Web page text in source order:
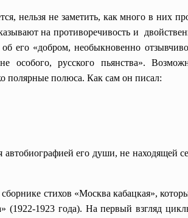
нельзя не заметить, как много в них
на противоречивость и
его «добром, необыкновенно
особого, русского пьянства».
полярные полюса. Как сам он писал:
автобиографией его души, не находящей
стихов «Москва кабацкая»,
1923 года). На первый взгляд